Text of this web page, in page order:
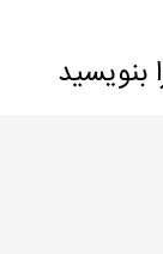
بنویسید